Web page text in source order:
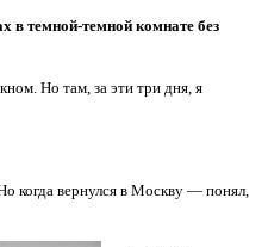
темной-темной комнате без
Но там, за эти три дня, я
когда вернулся в Москву — понял,